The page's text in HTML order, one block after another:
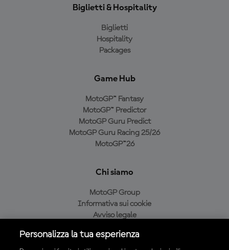
Biglietti & Hospitality
Biglietti
Hospitality
Packages
Game Hub
MotoGP™ Fantasy
MotoGP™ Predictor
MotoGP Guru Predict
MotoGP Guru Racing 25/26
MotoGP™26
Chi siamo
MotoGP Group
Informativa sui cookie
Avviso legale
Condizioni di acquisto
Personalizza la tua esperienza